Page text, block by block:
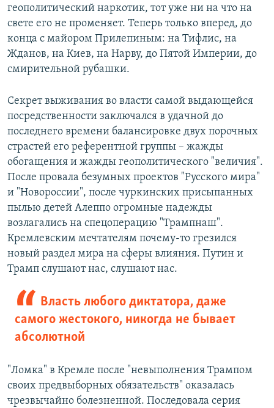
геополитический наркотик, тот уже ни на что на
свете его не променяет. Теперь только вперед, до
конца с майором Прилепиным: на Тифлис, на
Жданов, на Киев, на Нарву, до Пятой Империи, до
смирительной рубашки.
Секрет выживания во власти самой выдающейся
посредственности заключался в удачной до
последнего времени балансировке двух порочных
страстей его референтной группы – жажды
обогащения и жажды геополитического "величия".
После провала безумных проектов "Русского мира"
и "Новороссии", после чуркинских присыпанных
пылью детей Алеппо огромные надежды
возлагались на спецоперацию "Трампнаш".
Кремлевским мечтателям почему-то грезился
новый раздел мира на сферы влияния. Путин и
Трамп слушают нас, слушают нас.
Власть любого диктатора, даже
самого жестокого, никогда не бывает
абсолютной
"Ломка" в Кремле после "невыполнения Трампом
своих предвыборных обязательств" оказалась
чрезвычайно болезненной. Последовала серия